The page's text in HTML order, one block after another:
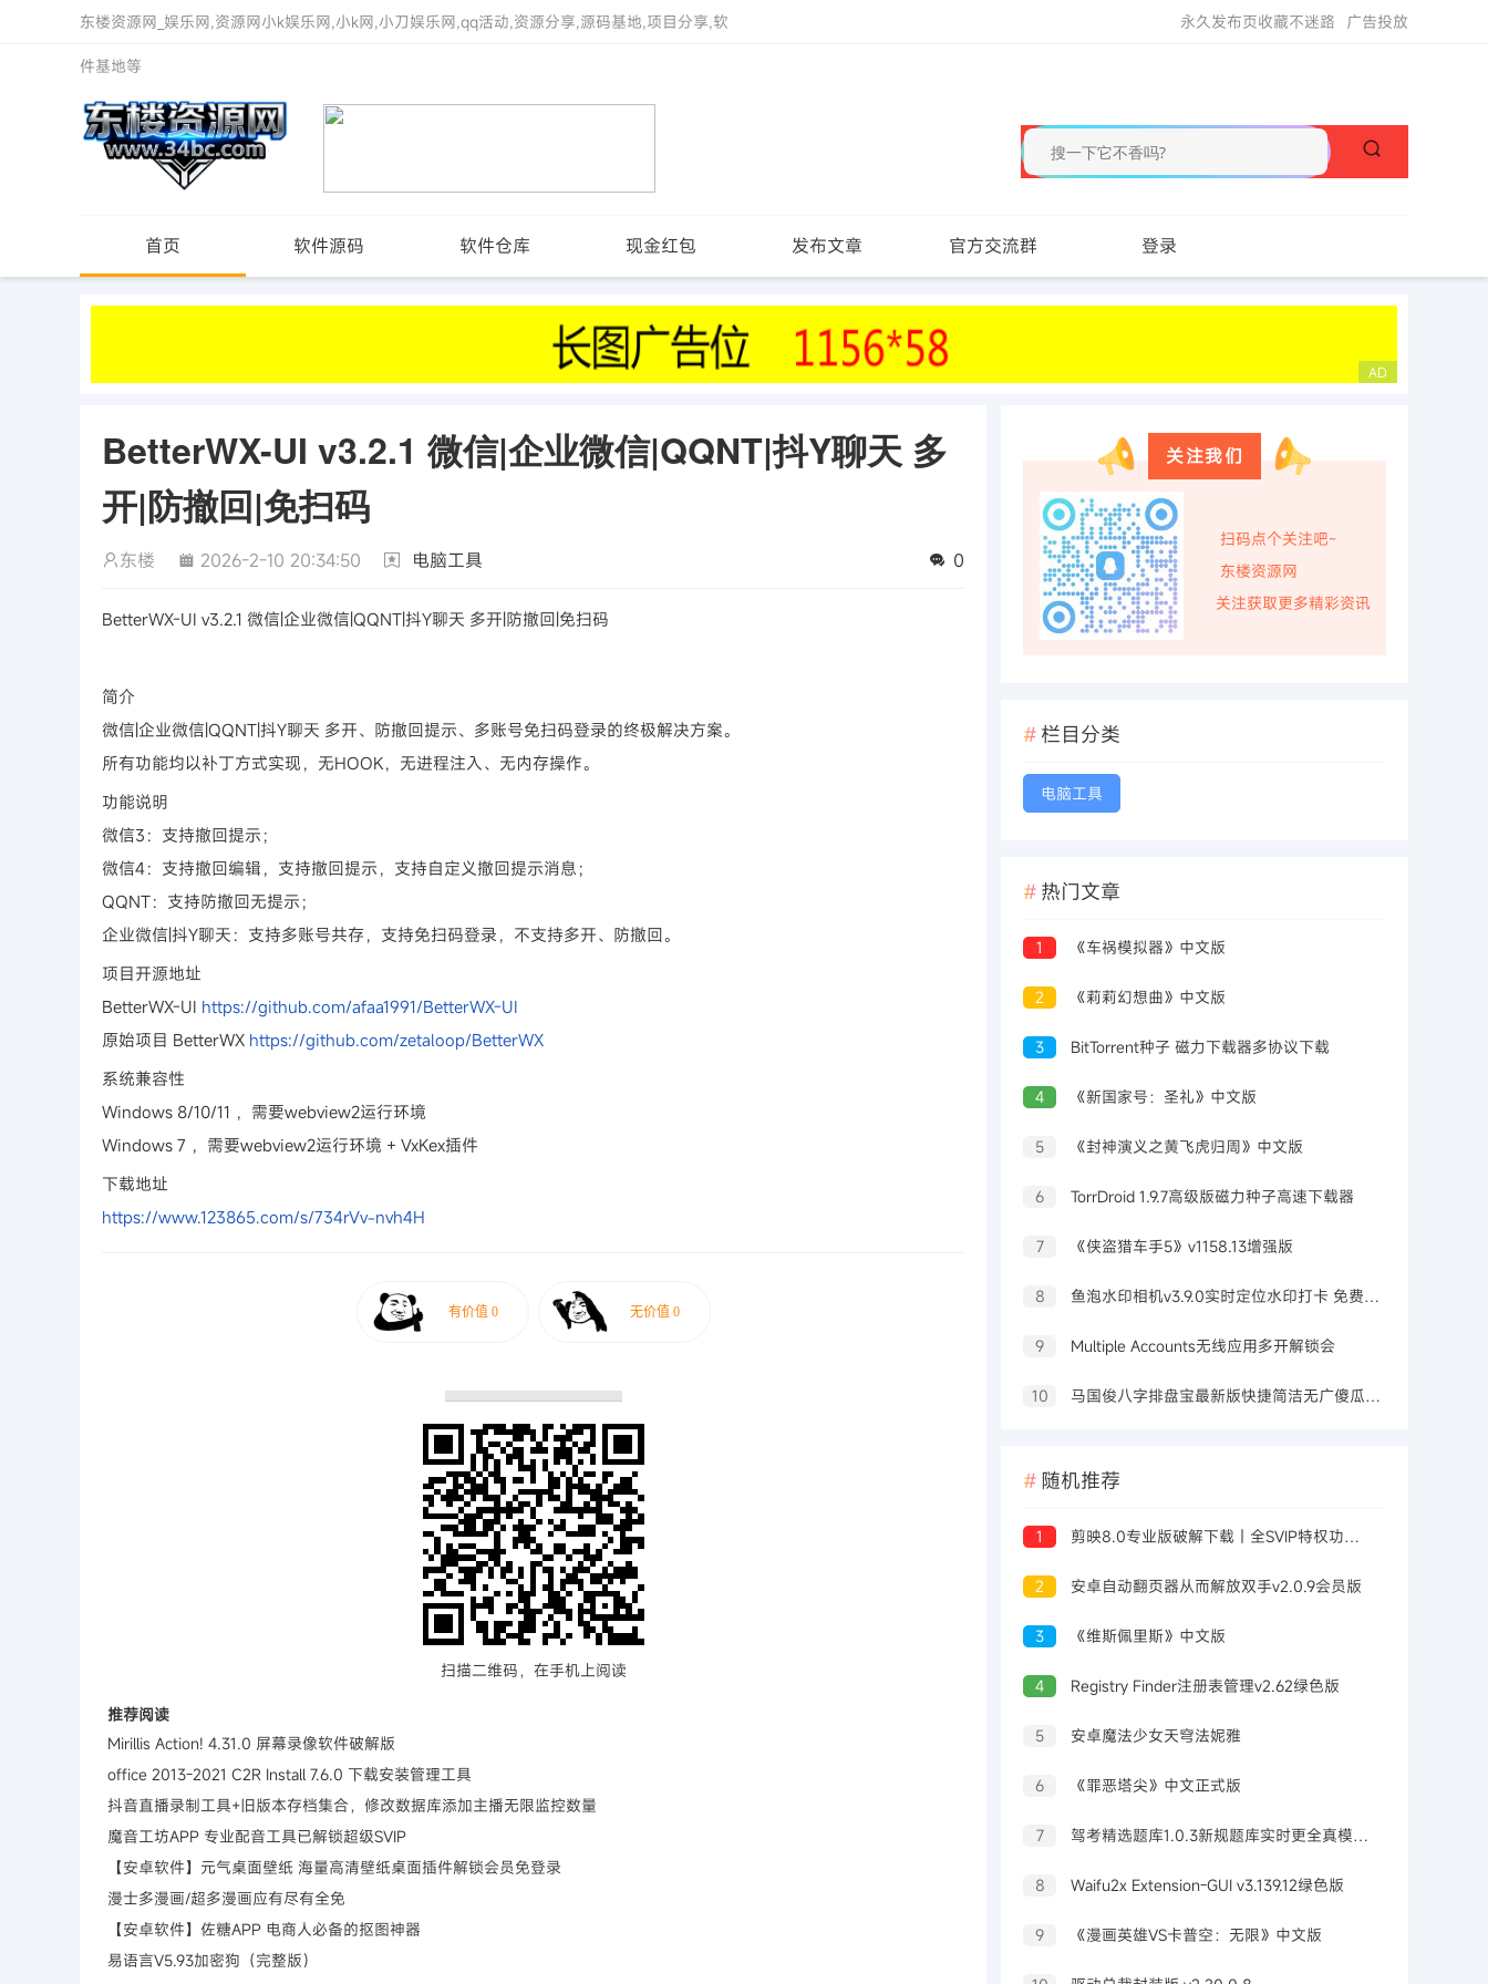
东楼资源网_娱乐网,资源网小k娱乐网,小k网,小刀娱乐网,qq活动,资源分享,源码基地,项目分享,软
件基地等
广告投放
永久发布页收藏不迷路
首页 软件源码 软件仓库 现金红包 发布文章 官方交流群 登录
BetterWX-UI v3.2.1 微信|企业微信|QQNT|抖Y聊天 多
开|防撤回|免扫码
东楼 2026-2-10 20:34:50 电脑工具 0
BetterWX-UI v3.2.1 微信|企业微信|QQNT|抖Y聊天 多开|防撤回|免扫码
简介
微信|企业微信|QQNT|抖Y聊天 多开、防撤回提示、多账号免扫码登录的终极解决方案。
所有功能均以补丁方式实现，无HOOK，无进程注入、无内存操作。
功能说明
微信3：支持撤回提示；
微信4：支持撤回编辑，支持撤回提示，支持自定义撤回提示消息；
QQNT：支持防撤回无提示；
企业微信|抖Y聊天：支持多账号共存，支持免扫码登录，不支持多开、防撤回。
项目开源地址
BetterWX-UI https://github.com/afaa1991/BetterWX-UI
原始项目 BetterWX https://github.com/zetaloop/BetterWX
系统兼容性
Windows 8/10/11 ，需要webview2运行环境
Windows 7 ，需要webview2运行环境 + VxKex插件
下载地址
https://www.123865.com/s/734rVv-nvh4H
扫描二维码，在手机上阅读
推荐阅读
Mirillis Action! 4.31.0 屏幕录像软件破解版
office 2013-2021 C2R Install 7.6.0 下载安装管理工具
抖音直播录制工具+旧版本存档集合，修改数据库添加主播无限监控数量
魔音工坊APP 专业配音工具已解锁超级SVIP
【安卓软件】元气桌面壁纸 海量高清壁纸桌面插件解锁会员免登录
漫士多漫画/超多漫画应有尽有全免
【安卓软件】佐糖APP 电商人必备的抠图神器
易语言V5.93加密狗（完整版）
关注我们
扫码点个关注吧~
东楼资源网
关注获取更多精彩资讯
栏目分类
电脑工具
热门文章
1 《车祸模拟器》中文版
2 《莉莉幻想曲》中文版
3 BitTorrent种子 磁力下载器多协议下载
4 《新国家号：圣礼》中文版
5 《封神演义之黄飞虎归周》中文版
6 TorrDroid 1.9.7高级版磁力种子高速下载器
7 《侠盗猎车手5》v1158.13增强版
8 鱼泡水印相机v3.9.0实时定位水印打卡 免费无广告
9 Multiple Accounts无线应用多开解锁会
10 马国俊八字排盘宝最新版快捷简洁无广傻瓜操作
随机推荐
1 剪映8.0专业版破解下载｜全SVIP特权功能免费解锁使用
2 安卓自动翻页器从而解放双手v2.0.9会员版
3 《维斯佩里斯》中文版
4 Registry Finder注册表管理v2.62绿色版
5 安卓魔法少女天穹法妮雅
6 《罪恶塔尖》中文正式版
7 驾考精选题库1.0.3新规题库实时更全真模拟稳通关
8 Waifu2x Extension-GUI v3.139.12绿色版
9 《漫画英雄VS卡普空：无限》中文版